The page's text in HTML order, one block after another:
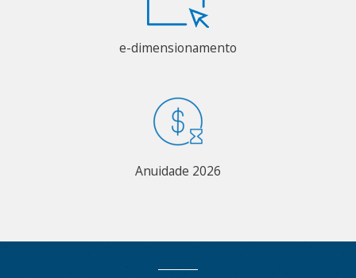
e-dimensionamento
Anuidade 2026